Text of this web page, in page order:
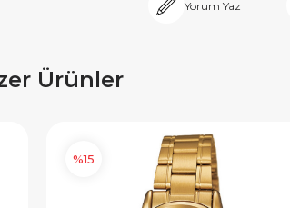
Yorum Yaz
Ürünler
%15